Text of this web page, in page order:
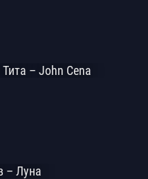
– John Cena
– Луна